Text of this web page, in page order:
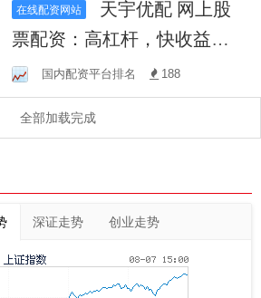
在线配资网站
票配资：高杠杆，快收益，
风险几何？
国内配资平台排名 188
全部加载完成
深证走势 创业走势